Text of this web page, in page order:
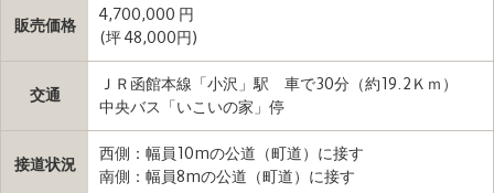
販売価格
4,700,000 円
(坪 48,000円)
交通
ＪＲ函館本線「小沢」駅 車で30分（約19.2Ｋｍ）
中央バス「いこいの家」停
接道状況
西側：幅員10mの公道（町道）に接す
南側：幅員8mの公道（町道）に接す